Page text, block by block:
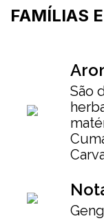
FAMÍLIAS
São